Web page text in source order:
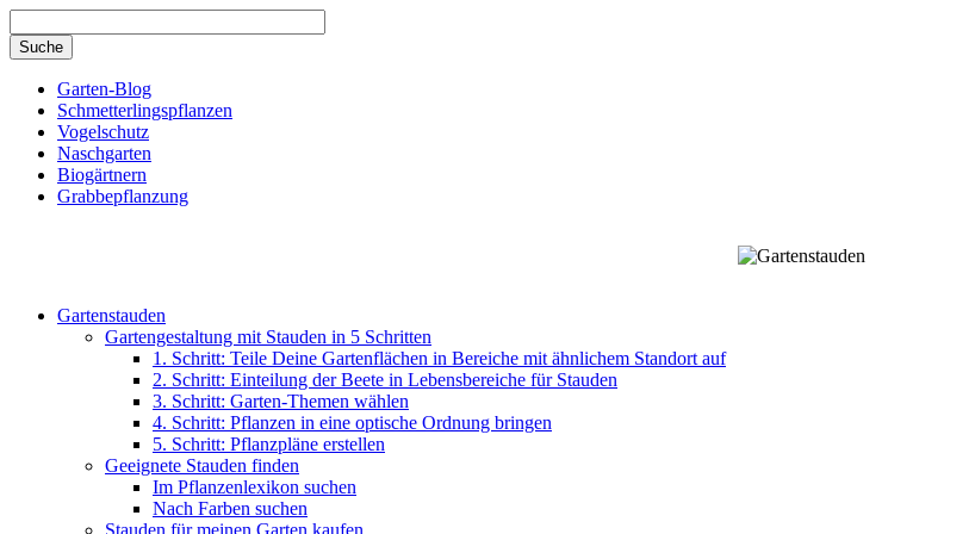
Garten-Blog
Schmetterlingspflanzen
Vogelschutz
Naschgarten
Biogärtnern
Grabbepflanzung
Gartenstauden
Gartengestaltung mit Stauden in 5 Schritten
1. Schritt: Teile Deine Gartenflächen in Bereiche mit ähnlichem Standort auf
2. Schritt: Einteilung der Beete in Lebensbereiche für Stauden
3. Schritt: Garten-Themen wählen
4. Schritt: Pflanzen in eine optische Ordnung bringen
5. Schritt: Pflanzpläne erstellen
Geeignete Stauden finden
Im Pflanzenlexikon suchen
Nach Farben suchen
Stauden für meinen Garten kaufen